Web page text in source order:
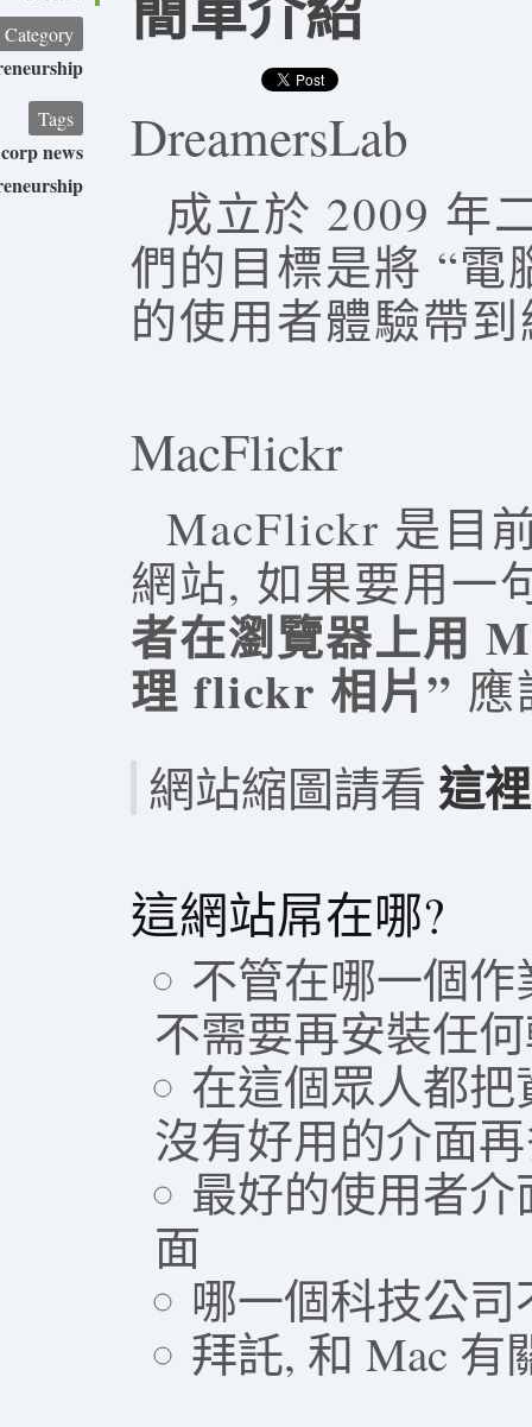
Category
Tags
corp news
DreamersLab
成立於 2009 年
們的目標是將 “電
的使用者體驗帶
MacFlickr
MacFlickr 是目
網站, 如果要用一
者在瀏覽器上用
理 flickr 相片” 應
網站縮圖請看 這裡
這網站屌在哪?
不管在哪一個
不需要再安裝任
在這個眾人都
沒有好用的介面
最好的使用者
面
哪一個科技公司
拜託, 和 Mac 有